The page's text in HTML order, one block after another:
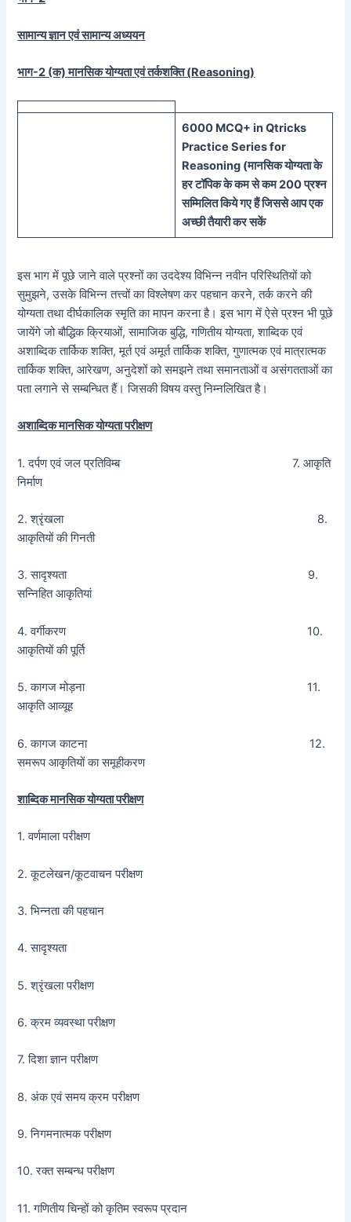
सामान्य ज्ञान एवं सामान्य अध्ययन
भाग-2 (क) मानसिक योग्यता एवं तर्कशक्ति (Reasoning)
6000 MCQ+ inQtricks
Practice Seriesfor
Reasoning (मानसिकयोग्यता के
हर टॉपिक के कम से कम 200 प्रश्न
सम्मिलित किये गए हैं जिससे आप एक
अच्छी तैयारी कर सकें
इस भाग में पूछे जाने वाले प्रश्नों का उददेश्य विभिन्न नवीन परिस्थितियों को
सुमुझने, उसके विभिन्न तत्त्वों का विश्लेषण कर पहचान करने, तर्क करने की
योग्यता तथा दीर्घकालिक स्मृति का मापन करना है। इस भाग में ऐसे प्रश्न भी पूछे
जायेंगे जो बौद्धिक क्रियाओं, सामाजिक बुद्धि, गणितीय योग्यता, शाब्दिक एवं
अशाब्दिक तार्किक शक्ति, मूर्त एवं अमूर्त तार्किक शक्ति, गुणात्मक एवं मात्रात्मक
तार्किक शक्ति, आरेखण, अनुदेशों को समझने तथा समानताओं व असंगतताओं का
पता लगाने से सम्बन्धित हैं। जिसकी विषय वस्तु निम्नलिखित है।
अशाब्दिक मानसिक योग्यता परीक्षण
1. दर्पण एवं जल प्रतिविम्ब 7. आकृति
निर्माण
2. श्रृंखला 8.
आकृतियों की गिनती
3. सादृश्यता 9.
सन्निहित आकृतियां
4. वर्गीकरण 10.
आकृतियों की पूर्ति
5. कागज मोड़ना 11.
आकृति आव्यूह
6. कागज काटना 12.
समरूप आकृतियों का समूहीकरण
शाब्दिक मानसिक योग्यता परीक्षण
1. वर्णमाला परीक्षण
2. कूटलेखन/कूटवाचन परीक्षण
3. भिन्नता की पहचान
4. सादृश्यता
5. श्रृंखला परीक्षण
6. क्रम व्यवस्था परीक्षण
7. दिशा ज्ञान परीक्षण
8. अंक एवं समय क्रम परीक्षण
9. निगमनात्मक परीक्षण
10. रक्त सम्बन्ध परीक्षण
11. गणितीय चिन्हों को कृतिम स्वरूप प्रदान